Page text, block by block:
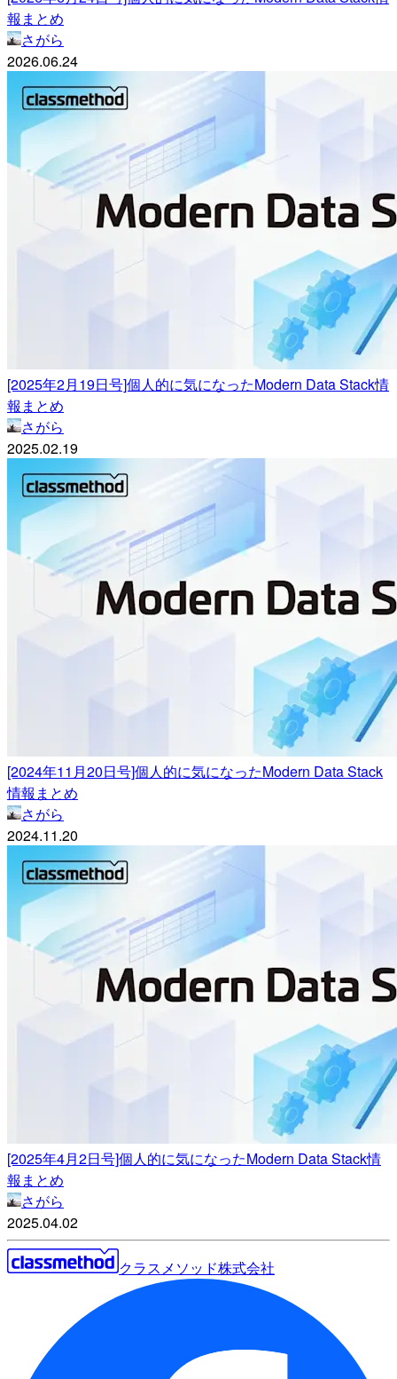
報まとめ
さがら
2026.06.24
[2025年2月19日号]個人的に気になったModern Data Stack情
報まとめ
さがら
2025.02.19
[2024年11月20日号]個人的に気になったModern Data Stack
情報まとめ
さがら
2024.11.20
[2025年4月2日号]個人的に気になったModern Data Stack情
報まとめ
さがら
2025.04.02
クラスメソッド株式会社